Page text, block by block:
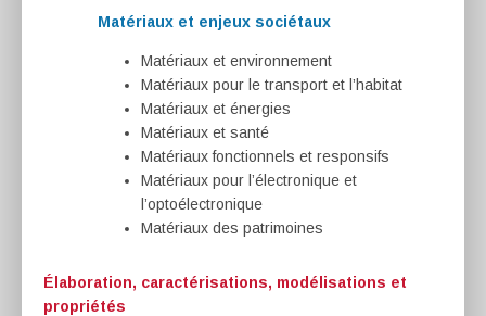
Matériaux et enjeux sociétaux
Matériaux et environnement
Matériaux pour le transport et l’habitat
Matériaux et énergies
Matériaux et santé
Matériaux fonctionnels et responsifs
Matériaux pour l’électronique et
l’optoélectronique
Matériaux des patrimoines
Élaboration, caractérisations, modélisations et
propriétés